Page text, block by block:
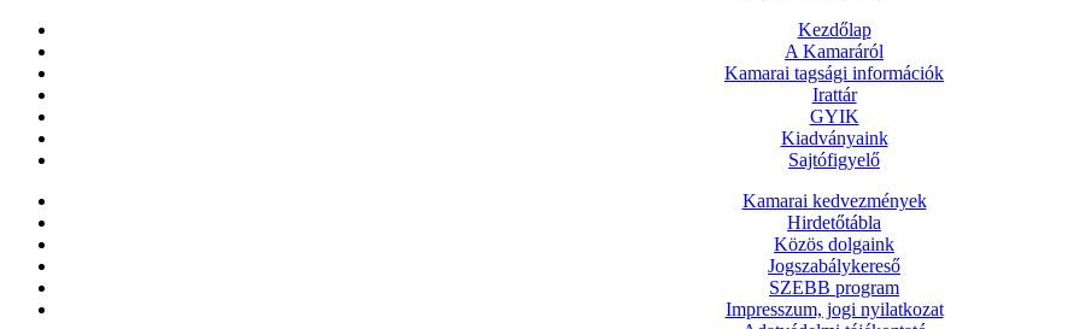
Kezdőlap
A Kamaráról
Kamarai tagsági információk
Irattár
GYIK
Kiadványaink
Sajtófigyelő
Kamarai kedvezmények
Hirdetőtábla
Közös dolgaink
Jogszabálykereső
SZEBB program
Impresszum, jogi nyilatkozat